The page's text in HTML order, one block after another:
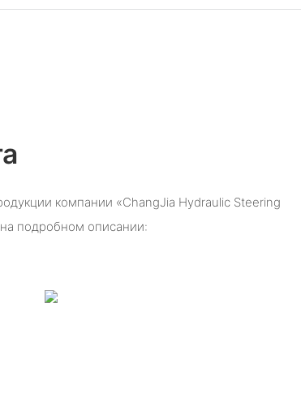
компании «ChangJia Hydraulic Steering
подробном описании: